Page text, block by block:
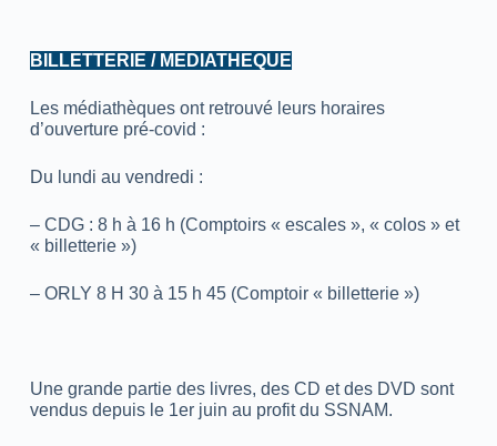
BILLETTERIE / MEDIATHEQUE
Les médiathèques ont retrouvé leurs horaires
d’ouverture pré-covid :
Du lundi au vendredi :
– CDG : 8 h à 16 h (Comptoirs « escales », « colos » et
« billetterie »)
– ORLY 8 H 30 à 15 h 45 (Comptoir « billetterie »)
Une grande partie des livres, des CD et des DVD sont
vendus depuis le 1er juin au profit du SSNAM.